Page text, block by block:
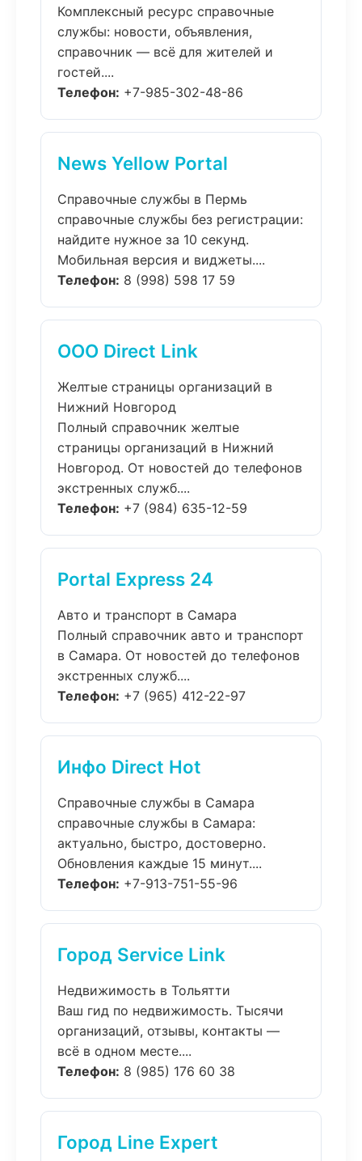
Комплексный ресурс справочные
службы: новости, объявления,
справочник — всё для жителей и
гостей....
Телефон: +7-985-302-48-86
News Yellow Portal
Справочные службы в Пермь
справочные службы без регистрации:
найдите нужное за 10 секунд.
Мобильная версия и виджеты....
Телефон: 8 (998) 598 17 59
ООО Direct Link
Желтые страницы организаций в
Нижний Новгород
Полный справочник желтые
страницы организаций в Нижний
Новгород. От новостей до телефонов
экстренных служб....
Телефон: +7 (984) 635-12-59
Portal Express 24
Авто и транспорт в Самара
Полный справочник авто и транспорт
в Самара. От новостей до телефонов
экстренных служб....
Телефон: +7 (965) 412-22-97
Инфо Direct Hot
Справочные службы в Самара
справочные службы в Самара:
актуально, быстро, достоверно.
Обновления каждые 15 минут....
Телефон: +7-913-751-55-96
Город Service Link
Недвижимость в Тольятти
Ваш гид по недвижимость. Тысячи
организаций, отзывы, контакты —
всё в одном месте....
Телефон: 8 (985) 176 60 38
Город Line Expert